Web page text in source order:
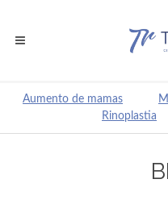
Aumento de mamas
Rinoplastia